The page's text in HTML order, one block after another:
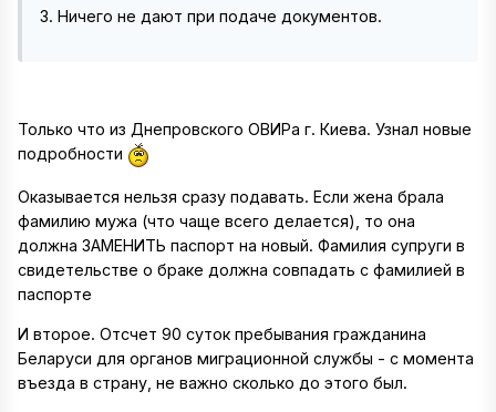
3. Ничего не дают при подаче документов.
Только что из Днепровского ОВИРа г. Киева. Узнал новые
подробности
Оказывается нельзя сразу подавать. Если жена брала
фамилию мужа (что чаще всего делается), то она
должна ЗАМЕНИТЬ паспорт на новый. Фамилия супруги в
свидетельстве о браке должна совпадать с фамилией в
паспорте
И второе. Отсчет 90 суток пребывания гражданина
Беларуси для органов миграционной службы - с момента
въезда в страну, не важно сколько до этого был.